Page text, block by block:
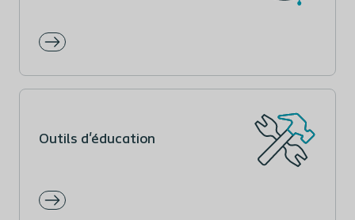
Outils d'éducation